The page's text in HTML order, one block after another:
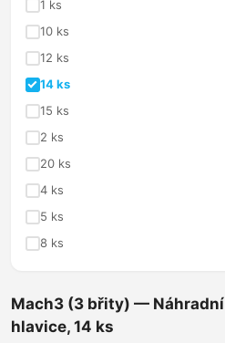
1 ks
10 ks
12 ks
14 ks
15 ks
2 ks
20 ks
4 ks
5 ks
8 ks
Mach3 (3 břity) — Náhradní
hlavice, 14 ks